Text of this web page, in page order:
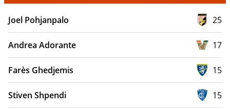
Joel Pohjanpalo 25
Andrea Adorante 17
Farès Ghedjemis 15
Stiven Shpendi 15